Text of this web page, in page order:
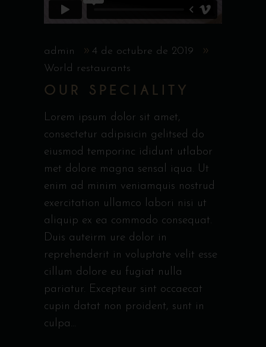
admin
4 de octubre de 2019
World restaurants
OUR SPECIALITY
Lorem ipsum dolor sit amet,
consectetur adipisicin gelitsed do
eiusmod temporinc ididunt utlabor
met dolore magna sensal iqua. Ut
enim ad minim veniamquis nostrud
exercitation ullamco labori nisi ut
aliquip ex ea commodo consequat.
Duis auteirm ure dolor in
reprehenderit in voluptate velit esse
cillum dolore eu fugiat nulla
pariatur. Excepteur sint occaecat
cupin datat non proident, sunt in
culpa